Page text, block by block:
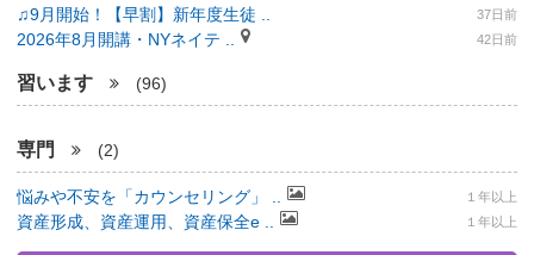
♫9月開始！【早割】新年度生徒 .. 37日前
2026年8月開講・NYネイテ .. 42日前
習います (96)
専門 (2)
悩みや不安を「カウンセリング」 .. １年以上
資産形成、資産運用、資産保全e .. １年以上